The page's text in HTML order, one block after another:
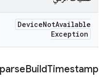
DeviceNotAvailable
Exception
parseBuildTimestamp